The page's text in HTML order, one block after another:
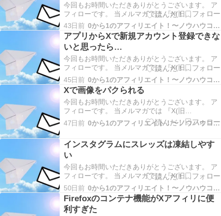
今回もお時間いただきありがとうございます。 ア
フィローです。 当メルマガでは 『X(旧
Twitter)×VODブログを活用したアフィリエイト』
についてだったり やった事、起きた事、考えた事
などお伝えしていきます！ 「The 7th Marketing
Club 22期 (セ…
43日前 0から1のアフィリエイト！〜ノウハウコレクター脱出〜
アプリからXで新規アカウント登録できな
いと思ったら…
今回もお時間いただきありがとうございます。 ア
フィローです。 当メルマガでは 『X(旧
Twitter)×VODブログを活用したアフィリエイト』
についてだったり やった事、起きた事、考えた事
などお伝えしていきます！ 「The 7th Marketing
Club 22期 (セ…
45日前 0から1のアフィリエイト！〜ノウハウコレクター脱出〜
Xで画像をパクられる
今回もお時間いただきありがとうございます。 ア
フィローです。 当メルマガでは 『X(旧
Twitter)×VODブログを活用したアフィリエイト』
についてだったり やった事、起きた事、考えた事
られる についてお伝えします。 土日も…
47日前 0から1のアフィリエイト！〜ノウハウコレクター脱出〜
インスタグラムにスレッズは凍結しやす
い
今回もお時間いただきありがとうございます。 ア
フィローです。 当メルマガでは 『X(旧
Twitter)×VODブログを活用したアフィリエイト』
についてだったり やった事、起きた事、考えた事
などお伝えしていきます！ 今回は インスタグラム
にスレッズは凍結しやすい についてお伝…
50日前 0から1のアフィリエイト！〜ノウハウコレクター脱出〜
Firefoxのコンテナ機能がXアフィリに便
利すぎた